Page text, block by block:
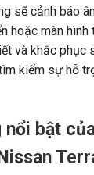
sẽ cảnh báo
hoặc màn hình
và khắc phục
kiếm sự hỗ
nổi bật